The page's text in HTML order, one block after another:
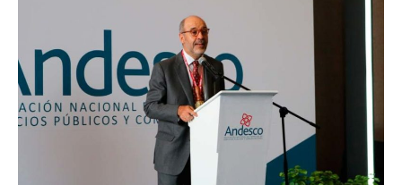
el
en